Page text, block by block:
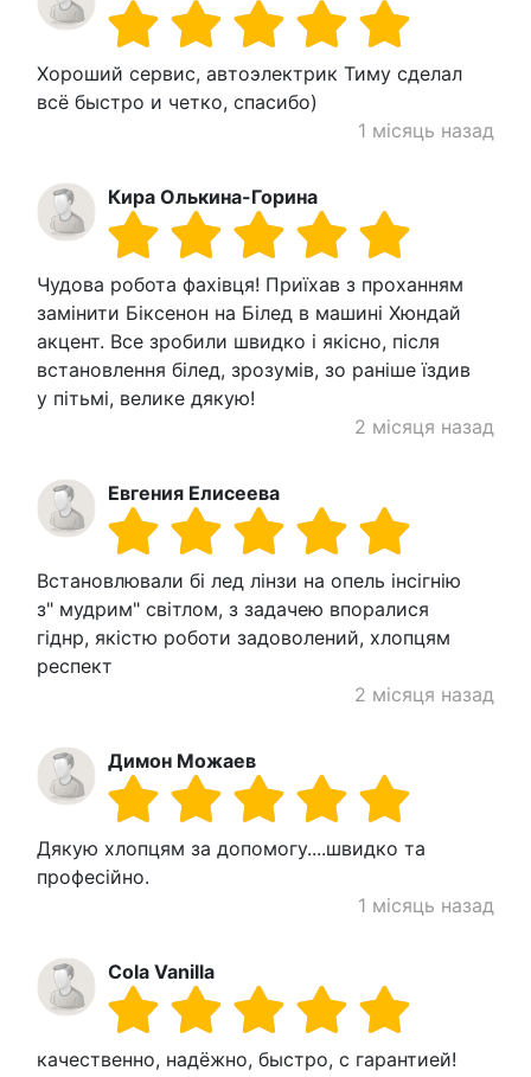
Хороший сервис, автоэлектрик Тиму сделал
всё быстро и четко, спасибо)
1 місяць назад
Кира Олькина-Горина
Чудова робота фахівця! Приїхав з проханням
замінити Біксенон на Білед в машині Хюндай
акцент. Все зробили швидко і якісно, після
встановлення білед, зрозумів, зо раніше їздив
у пітьмі, велике дякую!
2 місяця назад
Евгения Елисеева
Встановлювали бі лед лінзи на опель інсігнію
з" мудрим" світлом, з задачею впоралися
гіднр, якістю роботи задоволений, хлопцям
респект
2 місяця назад
Димон Можаев
Дякую хлопцям за допомогу....швидко та
професійно.
1 місяць назад
Cola Vanilla
качественно, надёжно, быстро, с гарантией!